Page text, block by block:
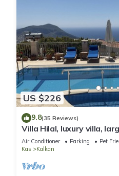
US $226
9.8(35 Reviews)
Villa Hilal, luxury villa,
amazing panoramic
Air Conditioner Parking
Pet
Kas
Kalkan